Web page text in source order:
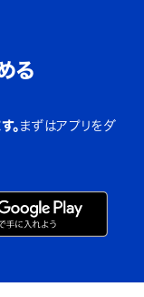
る
。 まずはアプリをダ